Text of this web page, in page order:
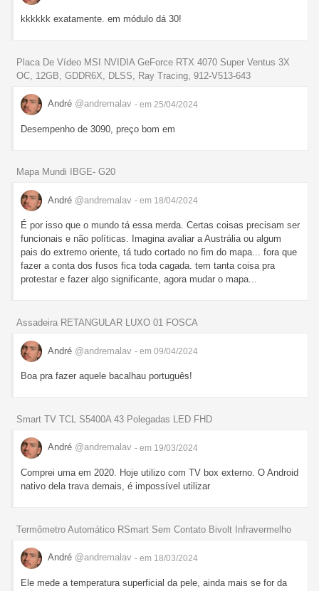
kkkkkk exatamente. em módulo dá 30!
Placa De Vídeo MSI NVIDIA GeForce RTX 4070 Super Ventus 3X
OC, 12GB, GDDR6X, DLSS, Ray Tracing, 912-V513-643
André @andremalav - em 25/04/2024
Desempenho de 3090, preço bom em
Mapa Mundi IBGE- G20
André @andremalav - em 18/04/2024
É por isso que o mundo tá essa merda. Certas coisas precisam ser
funcionais e não políticas. Imagina avaliar a Austrália ou algum
pais do extremo oriente, tá tudo cortado no fim do mapa... fora que
fazer a conta dos fusos fica toda cagada. tem tanta coisa pra
protestar e fazer algo significante, agora mudar o mapa...
Assadeira RETANGULAR LUXO 01 FOSCA
André @andremalav - em 09/04/2024
Boa pra fazer aquele bacalhau português!
Smart TV TCL S5400A 43 Polegadas LED FHD
André @andremalav - em 19/03/2024
Comprei uma em 2020. Hoje utilizo com TV box externo. O Android
nativo dela trava demais, é impossível utilizar
Termômetro Automático RSmart Sem Contato Bivolt Infravermelho
André @andremalav - em 18/03/2024
Ele mede a temperatura superficial da pele, ainda mais se for da